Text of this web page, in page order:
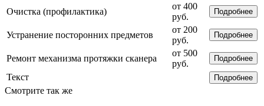
Очистка (профилактика)
от 400
руб.
Подробнее
Устранение посторонних предметов
от 200
руб.
Подробнее
Ремонт механизма протяжки сканера
от 500
руб.
Подробнее
Текст Подробнее
Смотрите так же